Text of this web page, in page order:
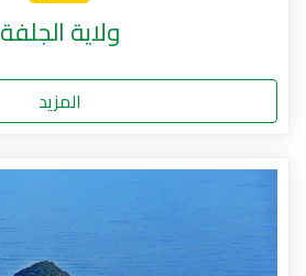
ولاية الجلفة
المزيد